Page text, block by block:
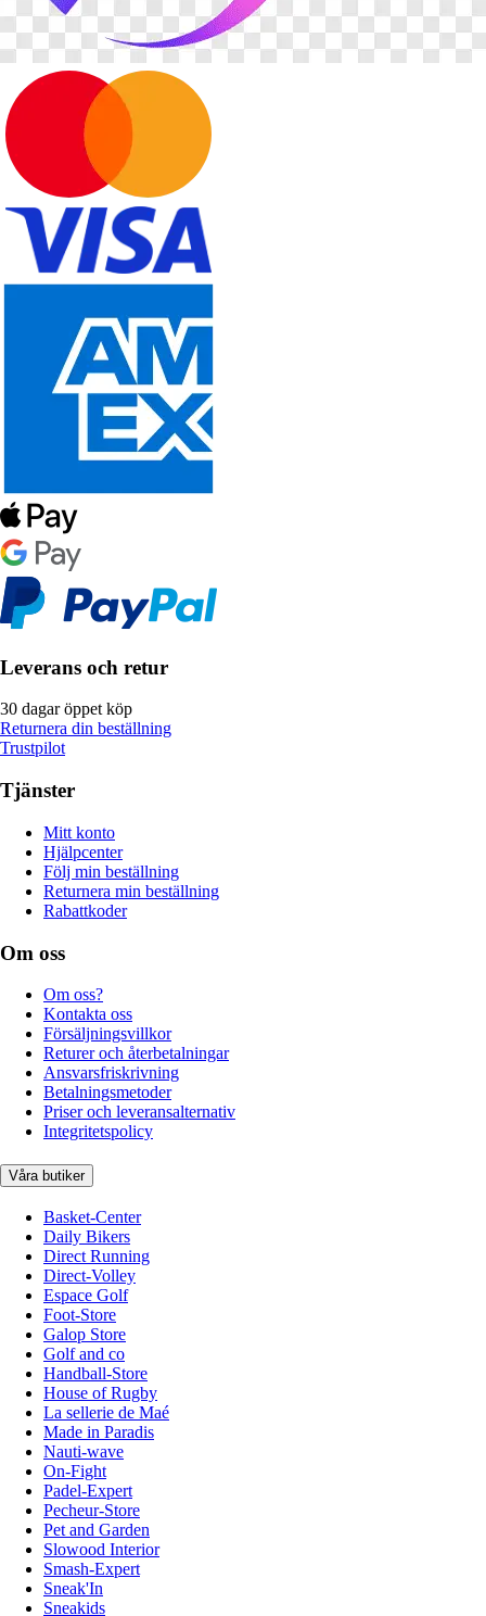
Leverans och retur
30 dagar öppet köp
Returnera din beställning
Trustpilot
Tjänster
Mitt konto
Hjälpcenter
Följ min beställning
Returnera min beställning
Rabattkoder
Om oss
Om oss?
Kontakta oss
Försäljningsvillkor
Returer och återbetalningar
Ansvarsfriskrivning
Betalningsmetoder
Priser och leveransalternativ
Integritetspolicy
Våra butiker
Basket-Center
Daily Bikers
Direct Running
Direct-Volley
Espace Golf
Foot-Store
Galop Store
Golf and co
Handball-Store
House of Rugby
La sellerie de Maé
Made in Paradis
Nauti-wave
On-Fight
Padel-Expert
Pecheur-Store
Pet and Garden
Slowood Interior
Smash-Expert
Sneak'In
Sneakids